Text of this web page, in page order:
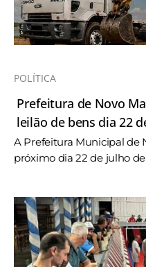
POLÍTICA
Prefeitura de Novo
leilão de bens dia 22
A Prefeitura Municipal de
próximo dia 22 de julho de